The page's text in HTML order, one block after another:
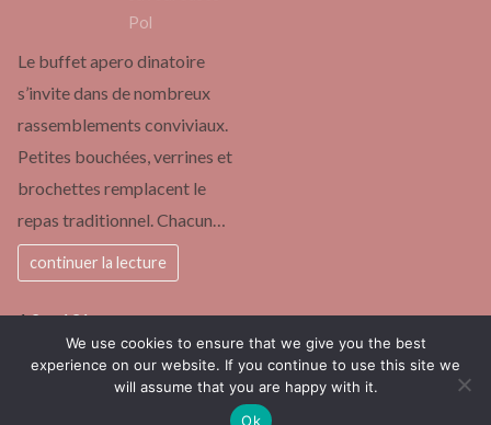
Pol
Le buffet apero dinatoire
s’invite dans de nombreux
rassemblements conviviaux.
Petites bouchées, verrines et
brochettes remplacent le
repas traditionnel. Chacun…
continuer la lecture
Page:
12…131Next
»
un blog différent pas comme les autres
We use cookies to ensure that we give you the best
experience on our website. If you continue to use this site we
will assume that you are happy with it.
Ok